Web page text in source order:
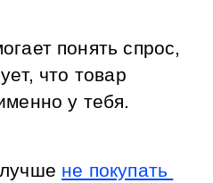
понять спрос,
что товар
у тебя.
не покупать